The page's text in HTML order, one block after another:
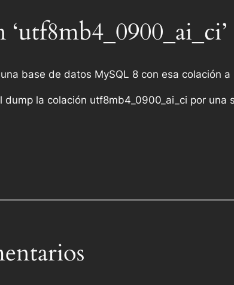
base de datos MySQL 8 con esa colación a
dump la colación utf8mb4_0900_ai_ci por una